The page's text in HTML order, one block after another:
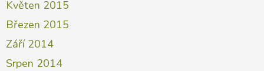
Květen 2015
Březen 2015
Září 2014
Srpen 2014